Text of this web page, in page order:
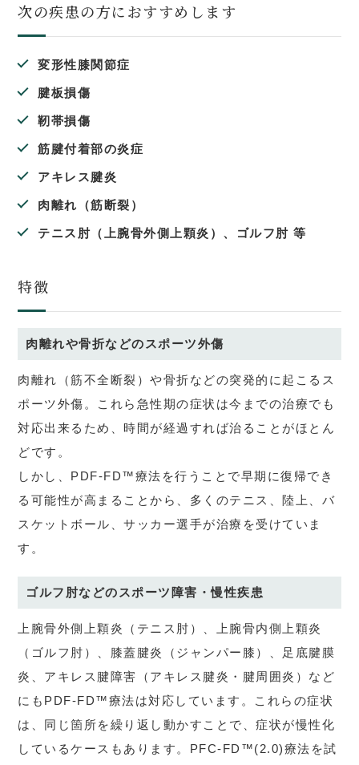
次の疾患の方におすすめします
変形性膝関節症
腱板損傷
靭帯損傷
筋腱付着部の炎症
アキレス腱炎
肉離れ（筋断裂）
テニス肘（上腕骨外側上顆炎）、ゴルフ肘 等
特徴
肉離れや骨折などのスポーツ外傷
肉離れ（筋不全断裂）や骨折などの突発的に起こるス
ポーツ外傷。これら急性期の症状は今までの治療でも
対応出来るため、時間が経過すれば治ることがほとん
どです。
しかし、PDF-FD™療法を行うことで早期に復帰でき
る可能性が高まることから、多くのテニス、陸上、バ
スケットボール、サッカー選手が治療を受けていま
す。
ゴルフ肘などのスポーツ障害・慢性疾患
上腕骨外側上顆炎（テニス肘）、上腕骨内側上顆炎
（ゴルフ肘）、膝蓋腱炎（ジャンパー膝）、足底腱膜
炎、アキレス腱障害（アキレス腱炎・腱周囲炎）など
にもPDF-FD™療法は対応しています。これらの症状
は、同じ箇所を繰り返し動かすことで、症状が慢性化
しているケースもあります。PFC-FD™(2.0)療法を試